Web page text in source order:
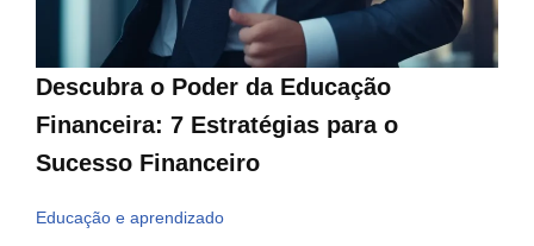
Descubra o Poder da Educação
Financeira: 7 Estratégias para o
Sucesso Financeiro
Educação e aprendizado